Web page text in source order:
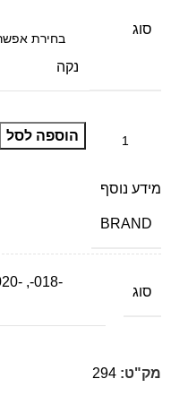
סוג
נקה
הוספה לסל
מידע נוסף
BRAND
סוג
מק"ט: 294